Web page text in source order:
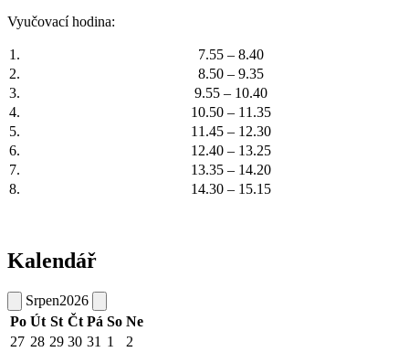
Vyučovací hodina:
1.
7.55 – 8.40
2.
8.50 – 9.35
3.
9.55 – 10.40
4.
10.50 – 11.35
5.
11.45 – 12.30
6.
12.40 – 13.25
7.
13.35 – 14.20
8.
14.30 – 15.15
Kalendář
Srpen2026
Po Út St Čt Pá So Ne
27 28 29 30 31 1
2